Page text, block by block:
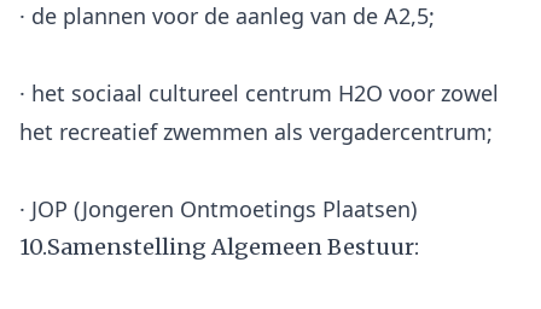
· de plannen voor de aanleg van de A2,5;
· het sociaal cultureel centrum H2O voor zowel
het recreatief zwemmen als vergadercentrum;
10.Samenstelling Algemeen Bestuur: